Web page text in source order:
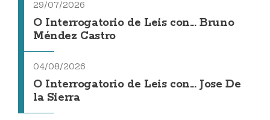
29/07/2026
O Interrogatorio de Leis con... Bruno
Méndez Castro
04/08/2026
O Interrogatorio de Leis con... Jose De
la Sierra